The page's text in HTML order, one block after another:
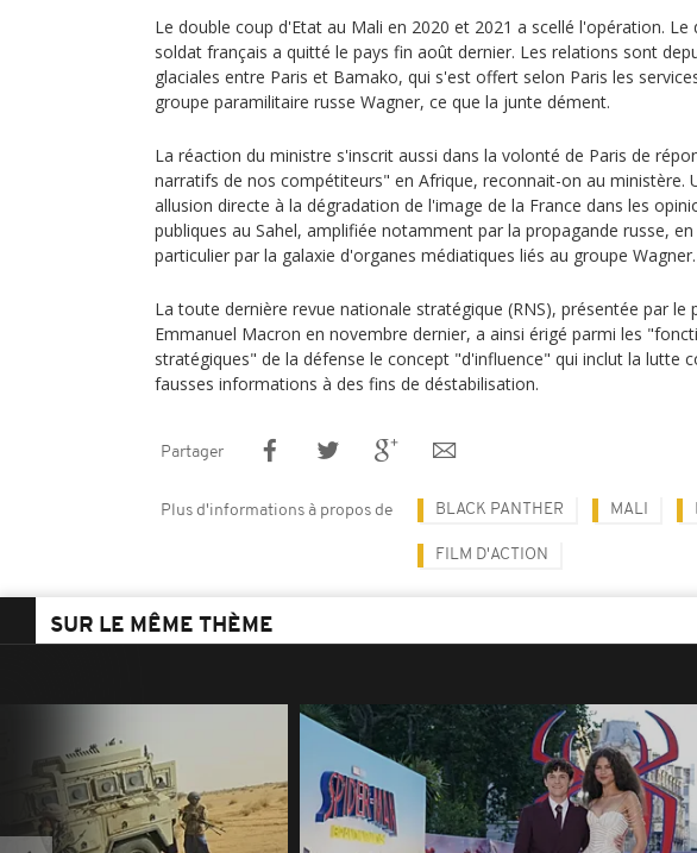
Le double coup d'Etat au Mali en 2020 et 2021 a scellé l'opération. Le
soldat français a quitté le pays fin août dernier. Les relations sont
glaciales entre Paris et Bamako, qui s'est offert selon Paris les
groupe paramilitaire russe Wagner, ce que la junte dément.
La réaction du ministre s'inscrit aussi dans la volonté de Paris de
narratifs de nos compétiteurs" en Afrique, reconnait-on au ministère.
allusion directe à la dégradation de l'image de la France dans les
publiques au Sahel, amplifiée notamment par la propagande russe, en
particulier par la galaxie d'organes médiatiques liés au groupe Wagner.
La toute dernière revue nationale stratégique (RNS), présentée par le
Emmanuel Macron en novembre dernier, a ainsi érigé parmi les
stratégiques" de la défense le concept "d'influence" qui inclut la lutte
fausses informations à des fins de déstabilisation.
Partager
Plus d'informations à propos de BLACK PANTHER MALI
FILM D'ACTION
SUR LE MÊME THÈME